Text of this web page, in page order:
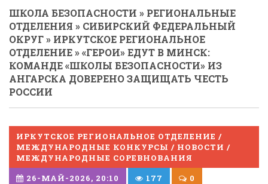
ШКОЛА БЕЗОПАСНОСТИ » РЕГИОНАЛЬНЫЕ
ОТДЕЛЕНИЯ » СИБИРСКИЙ ФЕДЕРАЛЬНЫЙ
ОКРУГ» ИРКУТСКОЕ РЕГИОНАЛЬНОЕ
ОТДЕЛЕНИЕ» «ГЕРОИ» ЕДУТ В МИНСК:
КОМАНДЕ «ШКОЛЫ БЕЗОПАСНОСТИ» ИЗ
АНГАРСКА ДОВЕРЕНО ЗАЩИЩАТЬ ЧЕСТЬ
РОССИИ
ИРКУТСКОЕ РЕГИОНАЛЬНОЕ ОТДЕЛЕНИЕ /
МЕЖДУНАРОДНЫЕ КОНКУРСЫ / НОВОСТИ /
МЕЖДУНАРОДНЫЕ СОРЕВНОВАНИЯ
26-МАЙ-2026, 20:10
177 0